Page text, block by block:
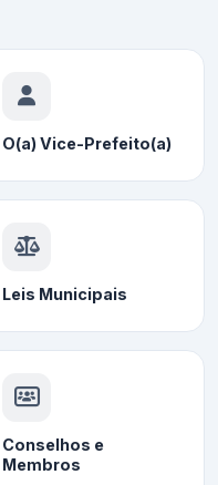
O(a) Vice-Prefeito(a)
Leis Municipais
Conselhos e
Membros